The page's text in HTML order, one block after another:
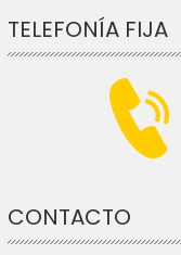
TELEFONÍA FIJA
CONTACTO